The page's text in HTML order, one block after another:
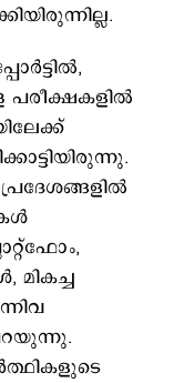
പരീക്ഷകളിൽ
മികച്ച